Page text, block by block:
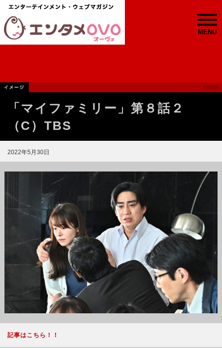
MENU
「マイファミリー」第８話２
（C）TBS
2022年5月30日
記事はこちら！！